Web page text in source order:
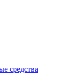
средства